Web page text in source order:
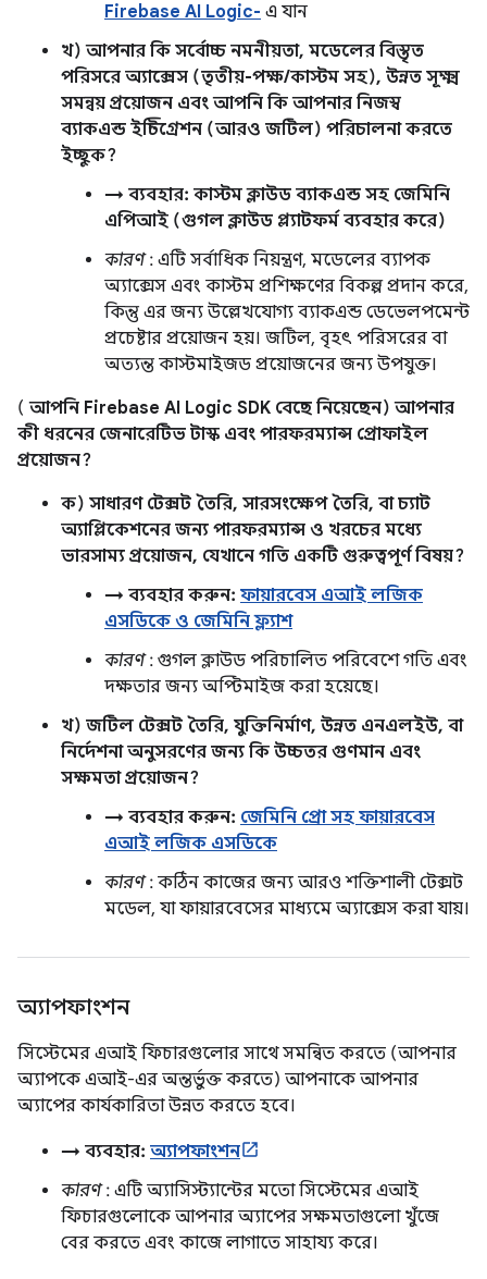
Firebase AI Logic- এ যান
খ) আপনার কি সর্বোচ্চ নমনীয়তা, মডেলের বিস্তৃত
পরিসরে অ্যাক্সেস (তৃতীয়-পক্ষ/কাস্টম সহ), উন্নত সূক্ষ্ম
সমন্বয় প্রয়োজন এবং আপনি কি আপনার নিজস্ব
ব্যাকএন্ড ইন্টিগ্রেশন (আরও জটিল) পরিচালনা করতে
ইচ্ছুক?
→ ব্যবহার: কাস্টম ক্লাউড ব্যাকএন্ড সহ জেমিনি
এপিআই (গুগল ক্লাউড প্ল্যাটফর্ম ব্যবহার করে)
কারণ: এটি সর্বাধিক নিয়ন্ত্রণ, মডেলের ব্যাপক
অ্যাক্সেস এবং কাস্টম প্রশিক্ষণের বিকল্প প্রদান করে,
কিন্তু এর জন্য উল্লেখযোগ্য ব্যাকএন্ড ডেভেলপমেন্ট
প্রচেষ্টার প্রয়োজন হয়। জটিল, বৃহৎ পরিসরের বা
অত্যন্ত কাস্টমাইজড প্রয়োজনের জন্য উপযুক্ত।
(আপনি Firebase AI Logic SDK বেছে নিয়েছেন) আপনার
কী ধরনের জেনারেটিভ টাস্ক এবং পারফরম্যান্স প্রোফাইল
প্রয়োজন?
ক) সাধারণ টেক্সট তৈরি, সারসংক্ষেপ তৈরি, বা চ্যাট
অ্যাপ্লিকেশনের জন্য পারফরম্যান্স ও খরচের মধ্যে
ভারসাম্য প্রয়োজন, যেখানে গতি একটি গুরুত্বপূর্ণ বিষয়?
→ ব্যবহার করুন: ফায়ারবেস এআই লজিক
এসডিকে ও জেমিনি ফ্ল্যাশ
কারণ: গুগল ক্লাউড পরিচালিত পরিবেশে গতি এবং
দক্ষতার জন্য অপ্টিমাইজ করা হয়েছে।
খ) জটিল টেক্সট তৈরি, যুক্তিনির্মাণ, উন্নত এনএলইউ, বা
নির্দেশনা অনুসরণের জন্য কি উচ্চতর গুণমান এবং
সক্ষমতা প্রয়োজন?
→ ব্যবহার করুন: জেমিনি প্রো সহ ফায়ারবেস
এআই লজিক এসডিকে
কারণ: কঠিন কাজের জন্য আরও শক্তিশালী টেক্সট
মডেল, যা ফায়ারবেসের মাধ্যমে অ্যাক্সেস করা যায়।
অ্যাপফাংশন
সিস্টেমের এআই ফিচারগুলোর সাথে সমন্বিত করতে (আপনার
অ্যাপকে এআই-এর অন্তর্ভুক্ত করতে) আপনাকে আপনার
অ্যাপের কার্যকারিতা উন্নত করতে হবে।
→ ব্যবহার: অ্যাপফাংশন
কারণ: এটি অ্যাসিস্ট্যান্টের মতো সিস্টেমের এআই
ফিচারগুলোকে আপনার অ্যাপের সক্ষমতাগুলো খুঁজে
বের করতে এবং কাজে লাগাতে সাহায্য করে।